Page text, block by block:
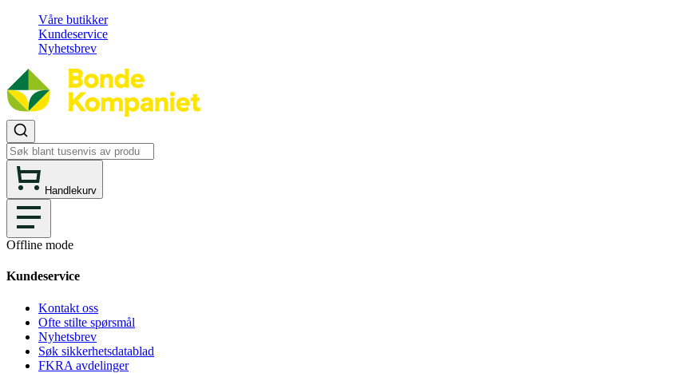
Våre butikker
Kundeservice
Nyhetsbrev
Handlekurv
Offline mode
Kundeservice
Kontakt oss
Ofte stilte spørsmål
Nyhetsbrev
Søk sikkerhetsdatablad
FKRA avdelinger